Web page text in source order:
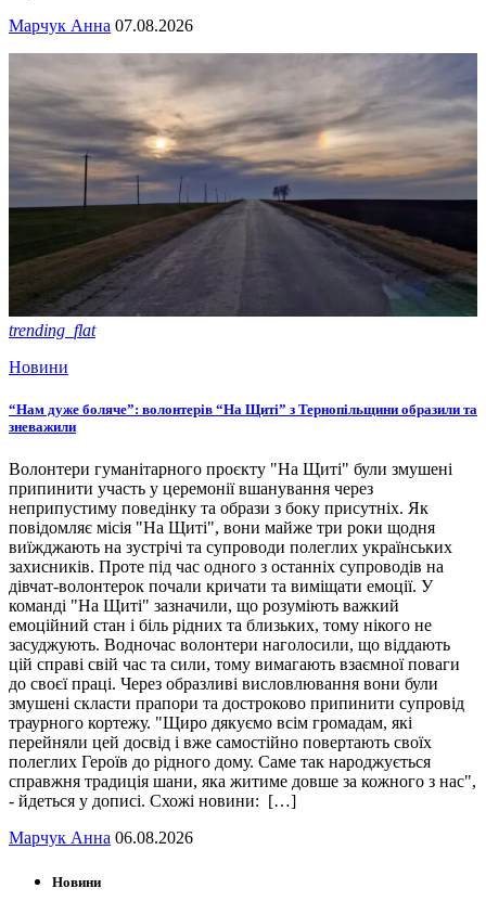
Марчук Анна 07.08.2026
trending_flat
Новини
“Нам дуже боляче”: волонтерів “На Щиті” з Тернопільщини образили та
зневажили
Волонтери гуманітарного проєкту "На Щиті" були змушені
припинити участь у церемонії вшанування через
неприпустиму поведінку та образи з боку присутніх. Як
повідомляє місія "На Щиті", вони майже три роки щодня
виїжджають на зустрічі та супроводи полеглих українських
захисників. Проте під час одного з останніх супроводів на
дівчат-волонтерок почали кричати та виміщати емоції. У
команді "На Щиті" зазначили, що розуміють важкий
емоційний стан і біль рідних та близьких, тому нікого не
засуджують. Водночас волонтери наголосили, що віддають
цій справі свій час та сили, тому вимагають взаємної поваги
до своєї праці. Через образливі висловлювання вони були
змушені скласти прапори та достроково припинити супровід
траурного кортежу. "Щиро дякуємо всім громадам, які
перейняли цей досвід і вже самостійно повертають своїх
полеглих Героїв до рідного дому. Саме так народжується
справжня традиція шани, яка житиме довше за кожного з нас",
- йдеться у дописі. Схожі новини: […]
Марчук Анна 06.08.2026
Новини